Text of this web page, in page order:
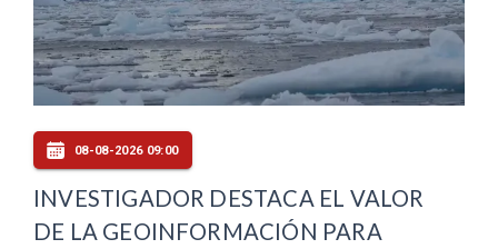
08-08-2026 09:00
INVESTIGADOR DESTACA EL VALOR
DE LA GEOINFORMACIÓN PARA